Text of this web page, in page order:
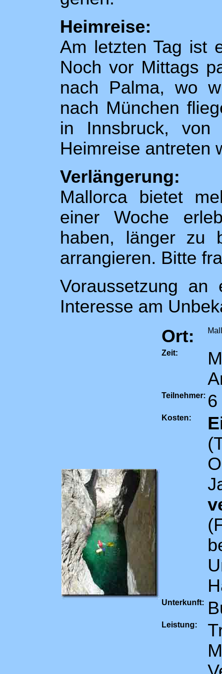
Heimreise:
Am letzten Tag ist
Noch vor Mittags
nach Palma, wo
nach München
in Innsbruck,
Heimreise antreten
Verlängerung:
Mallorca bietet
einer Woche
haben, länger zu
arrangieren. Bitte
Voraussetzung
Interesse am
Ort:
Zeit:
Teilnehmer: 6
Kosten:
Unterkunft:
Leistung: